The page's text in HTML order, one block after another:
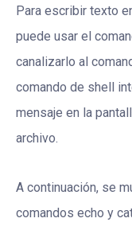
Para escribir texto
puede usar el
canalizarlo al
comando de shell
mensaje en la
archivo.
A continuación, se
comandos echo y